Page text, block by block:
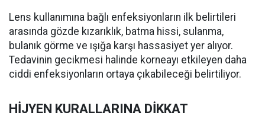
Lens kullanımına bağlı enfeksiyonların ilk belirtileri
arasında gözde kızarıklık, batma hissi, sulanma,
bulanık görme ve ışığa karşı hassasiyet yer alıyor.
Tedavinin gecikmesi halinde korneayı etkileyen daha
ciddi enfeksiyonların ortaya çıkabileceği belirtiliyor.
HİJYEN KURALLARINA DİKKAT